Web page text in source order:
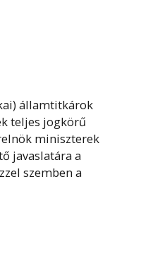
államtitkárok
teljes jogkörű
miniszterek
javaslatára a
szemben a